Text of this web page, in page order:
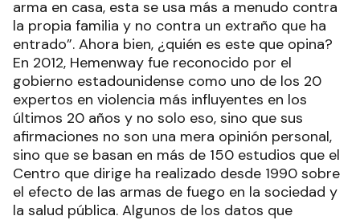
arma en casa, esta se usa más a menudo contra
la propia familia y no contra un extraño que ha
entrado”. Ahora bien, ¿quién es este que opina?
En 2012, Hemenway fue reconocido por el
gobierno estadounidense como uno de los 20
expertos en violencia más influyentes en los
últimos 20 años y no solo eso, sino que sus
afirmaciones no son una mera opinión personal,
sino que se basan en más de 150 estudios que el
Centro que dirige ha realizado desde 1990 sobre
el efecto de las armas de fuego en la sociedad y
la salud pública. Algunos de los datos que